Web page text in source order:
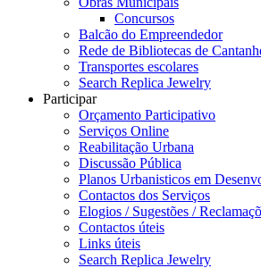
Concursos
Balcão do Empreendedor
Rede de Bibliotecas de
Transportes escolares
Search Replica Jewelry
Participar
Orçamento Participativo
Serviços Online
Reabilitação Urbana
Discussão Pública
Planos Urbanisticos em
Contactos dos Serviços
Elogios / Sugestões /
Contactos úteis
Links úteis
Search Replica Jewelry